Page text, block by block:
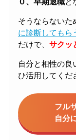
０、早期退職と
そうならないた
に診断してもら
だけで、 サクッ
自分と相性の良
ひ活用してくだ
フル
自分